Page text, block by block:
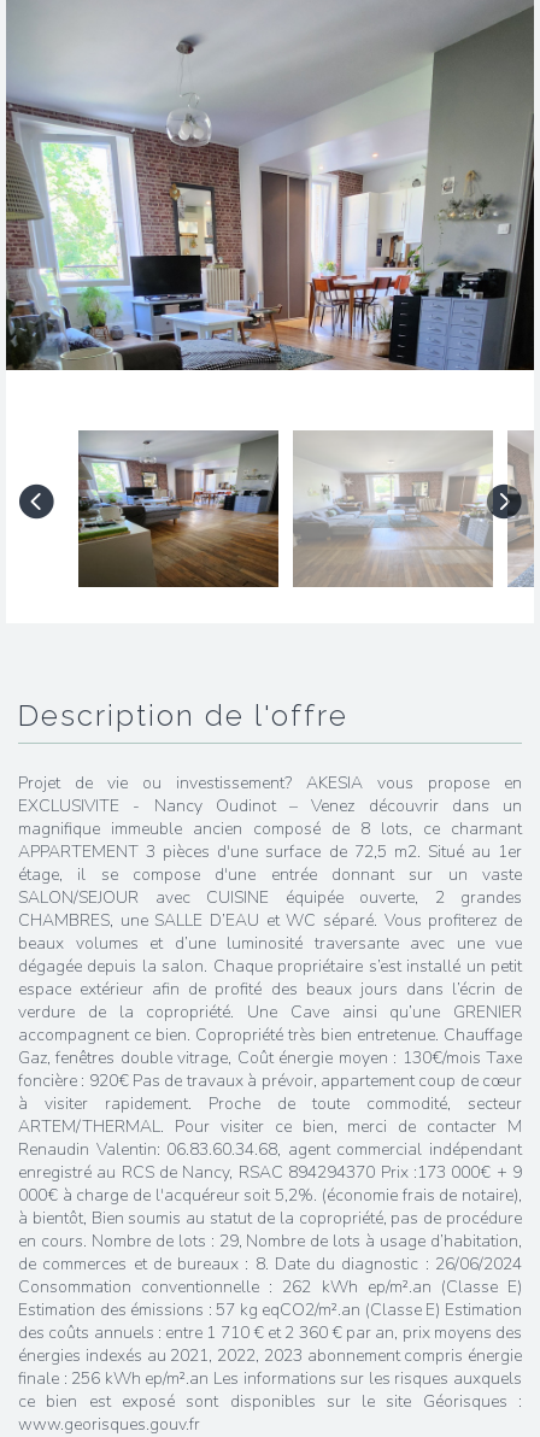
description de l'offre
Projet de vie ou investissement? AKESIA vous propose en
EXCLUSIVITE - Nancy Oudinot – Venez découvrir dans un
magnifique immeuble ancien composé de 8 lots, ce charmant
APPARTEMENT 3 pièces d'une surface de 72,5 m2. Situé au 1er
étage, il se compose d'une entrée donnant sur un vaste
SALON/SEJOUR avec CUISINE équipée ouverte, 2 grandes
CHAMBRES, une SALLE D’EAU et WC séparé. Vous profiterez de
beaux volumes et d’une luminosité traversante avec une vue
dégagée depuis la salon. Chaque propriétaire s’est installé un petit
espace extérieur afin de profité des beaux jours dans l’écrin de
verdure de la copropriété. Une Cave ainsi qu’une GRENIER
accompagnent ce bien. Copropriété très bien entretenue. Chauffage
Gaz, fenêtres double vitrage, Coût énergie moyen : 130€/mois Taxe
foncière : 920€ Pas de travaux à prévoir, appartement coup de cœur
à visiter rapidement. Proche de toute commodité, secteur
ARTEM/THERMAL. Pour visiter ce bien, merci de contacter M
Renaudin Valentin: 06.83.60.34.68, agent commercial indépendant
enregistré au RCS de Nancy, RSAC 894294370 Prix :173 000€ + 9
000€ à charge de l'acquéreur soit 5,2%. (économie frais de notaire),
à bientôt, Bien soumis au statut de la copropriété, pas de procédure
en cours. Nombre de lots : 29, Nombre de lots à usage d’habitation,
de commerces et de bureaux : 8. Date du diagnostic : 26/06/2024
Consommation conventionnelle : 262 kWh ep/m².an (Classe E)
Estimation des émissions : 57 kg eqCO2/m².an (Classe E) Estimation
des coûts annuels : entre 1 710 € et 2 360 € par an, prix moyens des
énergies indexés au 2021, 2022, 2023 abonnement compris énergie
finale : 256 kWh ep/m².an Les informations sur les risques auxquels
ce bien est exposé sont disponibles sur le site Géorisques :
www.georisques.gouv.fr